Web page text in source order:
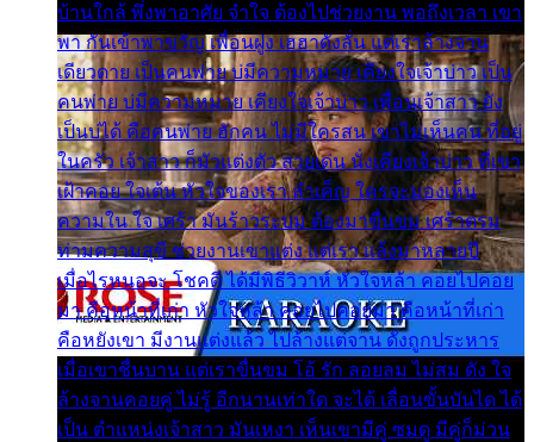
บ้านใกล้ พึ่งพาอาศัย จำใจ ต้องไปช่วยงาน พอถึงเวลา เขา
พา กันเข้าพาขวัญ เพื่อนฝูง เฮฮาดังลั่น แต่เราล้างจาน
เดียวดาย เป็นคนพ่าย บ่มีความหมาย เคียงใจเจ้าบ่าว เป็น
คนพ่าย บ่มีความหมาย เคียงใจเจ้าบ่าว เพื่อนเจ้าสาว ยัง
เป็นบ่ได้ คือคนพ่าย ฮักคน ไม่มีใครสน เขาไม่เห็นคน ที่อยู่
ในครัว เจ้าสาว ก็มัวแต่งตัว สวยเด่น นั่งเคียงเจ้าบ่าว ที่เขา
เฝ้าคอย ใจเต้น หัวใจของเรา ลำเค็ญ ใครจะมองเห็น
ความใน ใจ เศร้า มันร้าวระบม ต้องมาขื่นขม เศร้าตรม
ท่ามความสุขี ช่วยงานเขาแต่ง แต่เรา แล้งมาหลายปี
เมื่อไรหนอจะ โชคดี ได้มีพิธีวิวาห์ หัวใจหล้า คอยไปคอย
มา คือหน้าที่เก่า หัวใจหล้า คอยไปคอยมา คือหน้าที่เก่า
คือหยังเขา มีงานแต่งแล้ว ไปล้างแต่จาน ดั่งถูกประหาร
เมื่อเขาชื่นบาน แต่เราขื่นขม โอ้ รัก ลอยลม ไม่สม ดัง ใจ
ล้างจานคอยคู่ ไม่รู้ อีกนานเท่าใด จะได้ เลื่อนขั้นบันได ได้
เป็น ตำแหน่งเจ้าสาว มันเหงา เห็นเขามีคู่ ซมดู มีคู่ก็ม่วน